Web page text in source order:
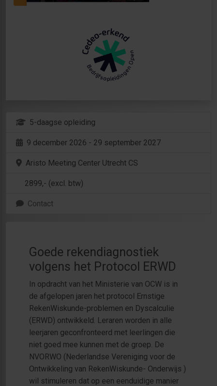
5-daagse opleiding
9 december 2026 - 29 september 2027
Aristo Meeting Center Utrecht CS
2899,- (excl. btw)
Contact
Goede rekendiagnostiek
volgens het Protocol ERWD
In opdracht van het Ministerie van OCW is in
de afgelopen jaren het protocol Ernstige
RekenWiskunde-problemen en Dyscalculie
(ERWD) ontwikkeld. Leraren worden in alle
leerjaren geconfronteerd met leerlingen die
niet goed mee kunnen met de groep. De
NVORWO (Nederlandse Vereniging voor de
Ontwikkeling van RekenWiskunde- Onderwijs )
wil stimuleren dat op een eenduidige manier